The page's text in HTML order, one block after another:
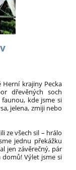
krajiny Pecka
dřevěných soch
kde jsme si
jelena, zmiji nebo
ze všech sil – hrálo
jednu překážku
jen závěrečný, pár
Výlet jsme si